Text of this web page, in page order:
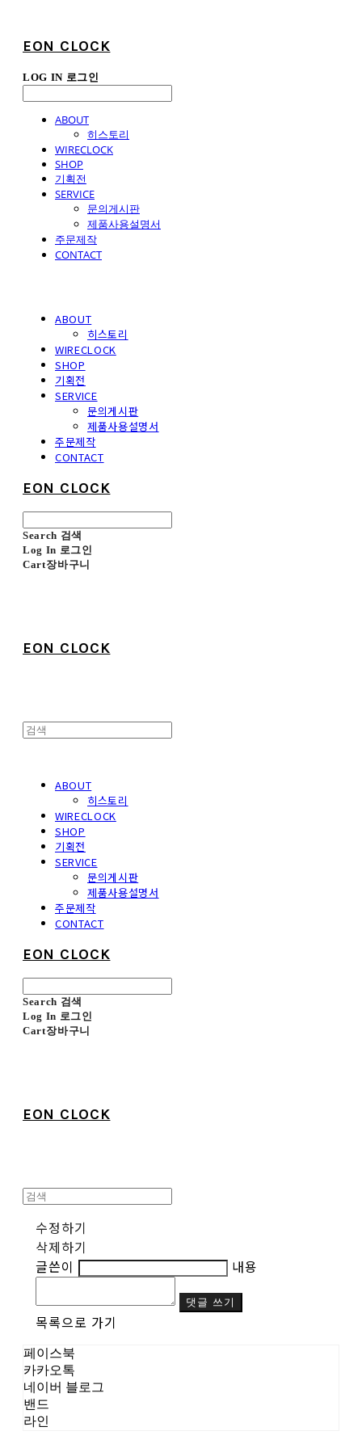
EON CLOCK
LOG IN 로그인
ABOUT
히스토리
WIRECLOCK
SHOP
기획전
SERVICE
문의게시판
제품사용설명서
주문제작
CONTACT
ABOUT
히스토리
WIRECLOCK
SHOP
기획전
SERVICE
문의게시판
제품사용설명서
주문제작
CONTACT
EON CLOCK
Search 검색
Log In 로그인
Cart장바구니
EON CLOCK
ABOUT
히스토리
WIRECLOCK
SHOP
기획전
SERVICE
문의게시판
제품사용설명서
주문제작
CONTACT
EON CLOCK
Search 검색
Log In 로그인
Cart장바구니
EON CLOCK
수정하기
삭제하기
글쓴이
내용
댓글 쓰기
목록으로 가기
페이스북
카카오톡
네이버 블로그
밴드
라인